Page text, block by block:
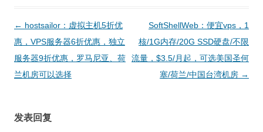
文
章
导
航
← hostsailor：虚拟主机5折优
惠，VPS服务器6折优惠，独立
服务器9折优惠，罗马尼亚、荷
兰机房可以选择
SoftShellWeb：便宜vps，1
核/1G内存/20G SSD硬盘/不限
流量，$3.5/月起，可选美国圣何
塞/荷兰/中国台湾机房 →
发表回复